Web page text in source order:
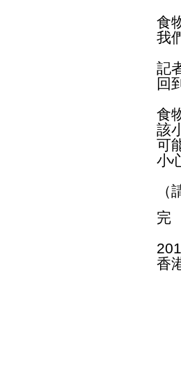
食
我
記
回
食
該
可
小
完
香